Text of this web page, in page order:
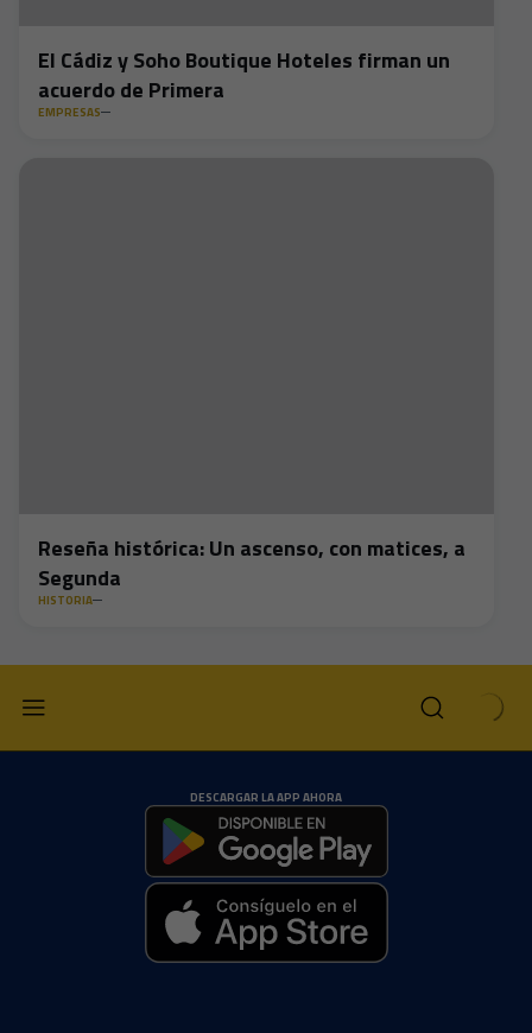
El Cádiz y Soho Boutique Hoteles firman un
acuerdo de Primera
EMPRESAS
Reseña histórica: Un ascenso, con matices, a
Segunda
HISTORIA
DESCARGAR LA APP AHORA